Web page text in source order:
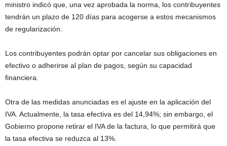
ministro indicó que, una vez aprobada la norma, los contribuyentes
tendrán un plazo de 120 días para acogerse a estos mecanismos
de regularización.
Los contribuyentes podrán optar por cancelar sus obligaciones en
efectivo o adherirse al plan de pagos, según su capacidad
financiera.
Otra de las medidas anunciadas es el ajuste en la aplicación del
IVA. Actualmente, la tasa efectiva es del 14,94%; sin embargo, el
Gobierno propone retirar el IVA de la factura, lo que permitirá que
la tasa efectiva se reduzca al 13%.